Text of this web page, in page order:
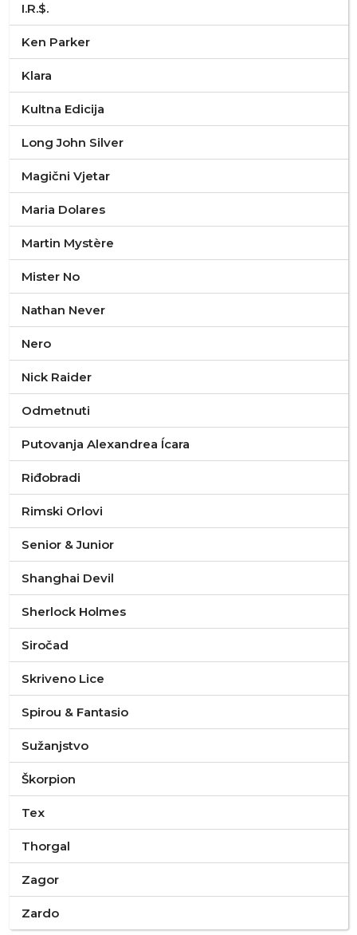
I.R.$.
Ken Parker
Klara
Kultna Edicija
Long John Silver
Magični Vjetar
Maria Dolares
Martin Mystère
Mister No
Nathan Never
Nero
Nick Raider
Odmetnuti
Putovanja Alexandrea Ícara
Riđobradi
Rimski Orlovi
Senior & Junior
Shanghai Devil
Sherlock Holmes
Siročad
Skriveno Lice
Spirou & Fantasio
Sužanjstvo
Škorpion
Tex
Thorgal
Zagor
Zardo